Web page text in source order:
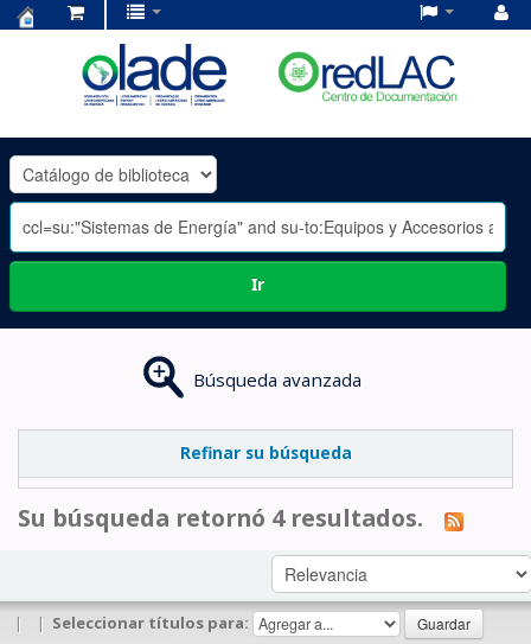
OLADE
-
Ir
Búsqueda avanzada
Refinar su búsqueda
Su búsqueda retornó 4 resultados.
| | Seleccionar títulos para: